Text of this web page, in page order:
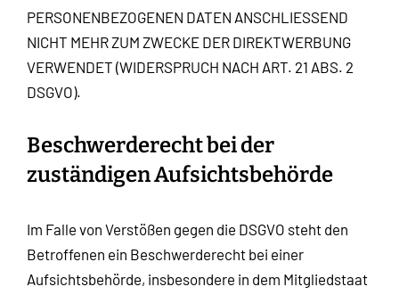
PERSONENBEZOGENEN DATEN ANSCHLIESSEND
NICHT MEHR ZUM ZWECKE DER DIREKTWERBUNG
VERWENDET (WIDERSPRUCH NACH ART. 21 ABS. 2
DSGVO).
Beschwerde­recht bei der
zuständigen Aufsichts­behörde
Im Falle von Verstößen gegen die DSGVO steht den
Betroffenen ein Beschwerderecht bei einer
Aufsichtsbehörde, insbesondere in dem Mitgliedstaat